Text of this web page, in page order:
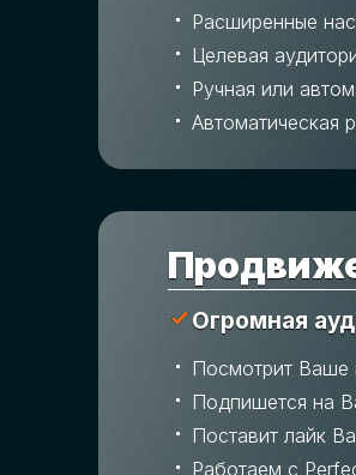
Расширенные
Целевая
Ручная или
Автоматическая
Огромная
Посмотрит Ваше
Подпишется на
Поставит лайк
Работаем с